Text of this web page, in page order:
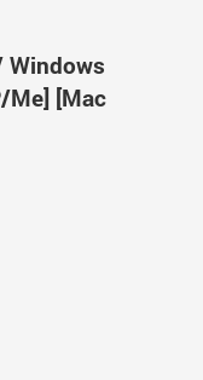
Windows
Me] [Mac